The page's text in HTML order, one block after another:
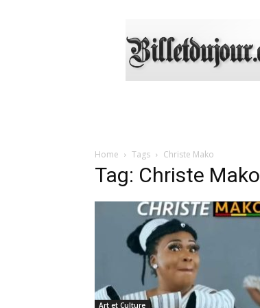
Home Tags Christe Mako
Tag: Christe Mako
Art et Culture